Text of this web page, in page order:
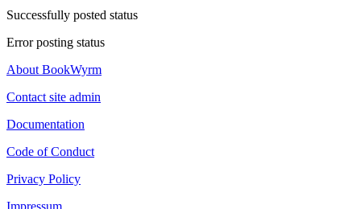
Successfully posted status
Error posting status
About BookWyrm
Contact site admin
Documentation
Code of Conduct
Privacy Policy